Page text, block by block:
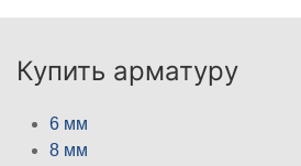
Купить арматуру
6 мм
8 мм